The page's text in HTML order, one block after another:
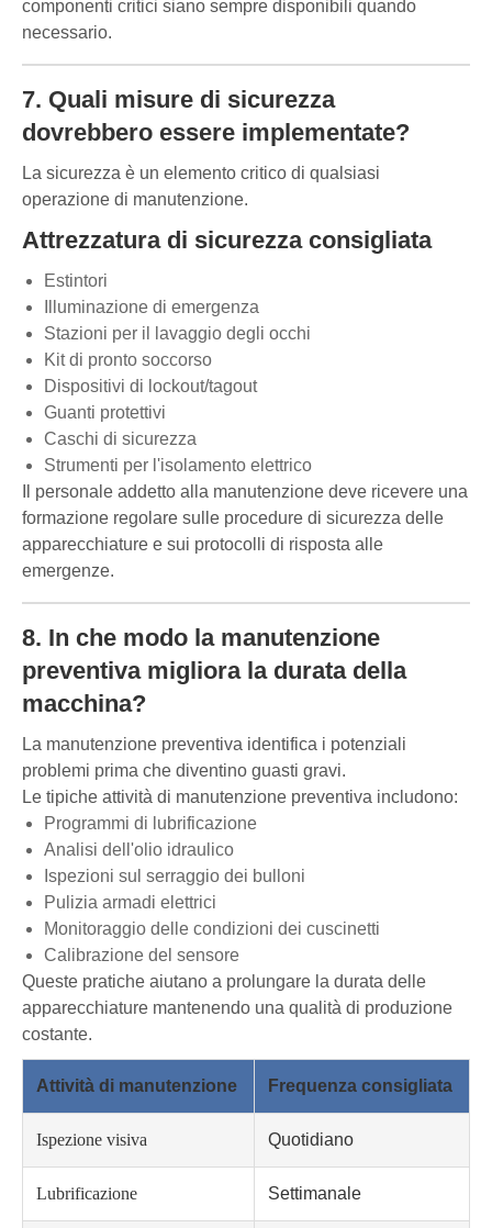
componenti critici siano sempre disponibili quando
necessario.
7. Quali misure di sicurezza
dovrebbero essere implementate?
La sicurezza è un elemento critico di qualsiasi
operazione di manutenzione.
Attrezzatura di sicurezza consigliata
Estintori
Illuminazione di emergenza
Stazioni per il lavaggio degli occhi
Kit di pronto soccorso
Dispositivi di lockout/tagout
Guanti protettivi
Caschi di sicurezza
Strumenti per l'isolamento elettrico
Il personale addetto alla manutenzione deve ricevere una
formazione regolare sulle procedure di sicurezza delle
apparecchiature e sui protocolli di risposta alle
emergenze.
8. In che modo la manutenzione
preventiva migliora la durata della
macchina?
La manutenzione preventiva identifica i potenziali
problemi prima che diventino guasti gravi.
Le tipiche attività di manutenzione preventiva includono:
Programmi di lubrificazione
Analisi dell'olio idraulico
Ispezioni sul serraggio dei bulloni
Pulizia armadi elettrici
Monitoraggio delle condizioni dei cuscinetti
Calibrazione del sensore
Queste pratiche aiutano a prolungare la durata delle
apparecchiature mantenendo una qualità di produzione
costante.
Attività di manutenzione Frequenza consigliata
Ispezione visiva Quotidiano
Lubrificazione Settimanale